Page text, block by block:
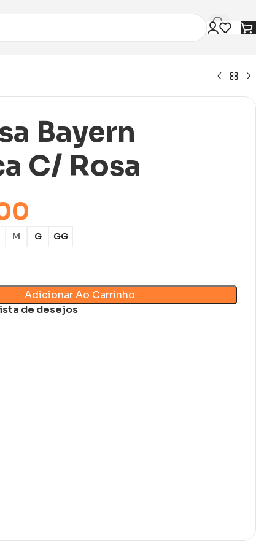
Bayern
C/ Rosa
M G GG
Adicionar Ao Carrinho
de desejos